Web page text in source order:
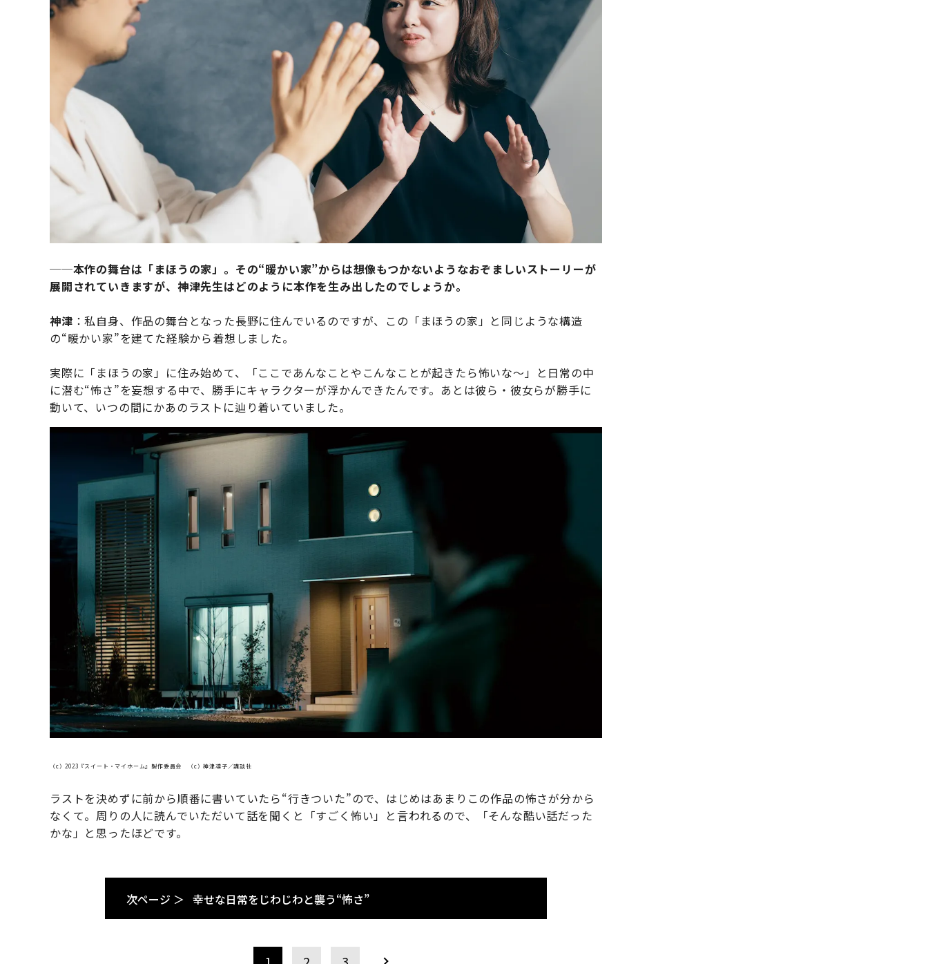
──本作の舞台は「まほうの家」。その“暖かい家”からは想像もつかないようなおぞましいストーリーが
展開されていきますが、神津先生はどのように本作を生み出したのでしょうか。
神津 ：私自身、作品の舞台となった長野に住んでいるのですが、この「まほうの家」と同じような構造
の“暖かい家”を建てた経験から着想しました。
実際に「まほうの家」に住み始めて、「ここであんなことやこんなことが起きたら怖いな〜」と日常の中
に潜む“怖さ”を妄想する中で、勝手にキャラクターが浮かんできたんです。あとは彼ら・彼女らが勝手に
動いて、いつの間にかあのラストに辿り着いていました。
（c）2023『スイート・マイホーム』製作委員会 （c）神津凛子／講談社
ラストを決めずに前から順番に書いていたら“行きついた”ので、はじめはあまりこの作品の怖さが分から
なくて。周りの人に読んでいただいて話を聞くと「すごく怖い」と言われるので、「そんな酷い話だった
かな」と思ったほどです。
次ページ ＞ 幸せな日常をじわじわと襲う“怖さ”